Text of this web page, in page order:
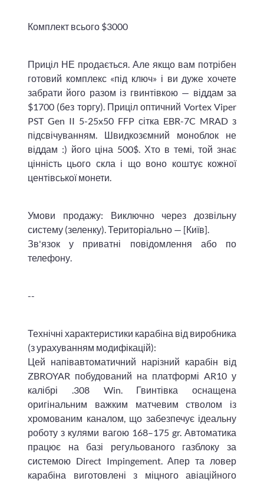
Комплект всього $3000
Приціл НЕ продається. Але якщо вам потрібен
готовий комплекс «під ключ» і ви дуже хочете
забрати його разом із гвинтівкою — віддам за
$1700 (без торгу). Приціл оптичний Vortex Viper
PST Gen II 5-25x50 FFP сітка EBR-7C MRAD з
підсвічуванням. Швидкозємний моноблок не
віддам :) його ціна 500$. Хто в темі, той знає
цінність цього скла і що воно коштує кожної
центівської монети.
​Умови продажу: Виключно через дозвільну
систему (зеленку). Територіально — [Київ].
​Зв'язок у приватні повідомлення або по
телефону.
--
Технічні характеристики карабіна від виробника
(з урахуванням модифікацій):
Цей напівавтоматичний нарізний карабін від
ZBROYAR побудований на платформі AR10 у
калібрі .308 Win. Гвинтівка оснащена
оригінальним важким матчевим стволом із
хромованим каналом, що забезпечує ідеальну
роботу з кулями вагою 168–175 gr. Автоматика
працює на базі регульованого газблоку за
системою Direct Impingement. Апер та ловер
карабіна виготовлені з міцного авіаційного